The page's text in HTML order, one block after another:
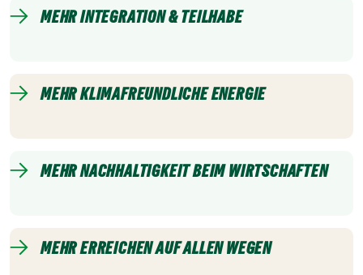
MEHR INTEGRATION & TEILHABE
MEHR KLIMAFREUNDLICHE ENERGIE
MEHR NACHHALTIGKEIT BEIM WIRTSCHAFTEN
MEHR ERREICHEN AUF ALLEN WEGEN